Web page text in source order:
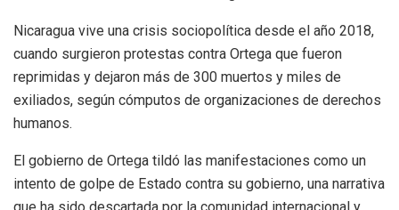
Nicaragua vive una crisis sociopolítica desde el año 2018,
cuando surgieron protestas contra Ortega que fueron
reprimidas y dejaron más de 300 muertos y miles de
exiliados, según cómputos de organizaciones de derechos
humanos.
El gobierno de Ortega tildó las manifestaciones como un
intento de golpe de Estado contra su gobierno, una narrativa